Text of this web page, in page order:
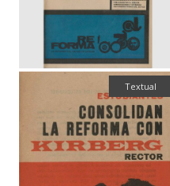
Textual